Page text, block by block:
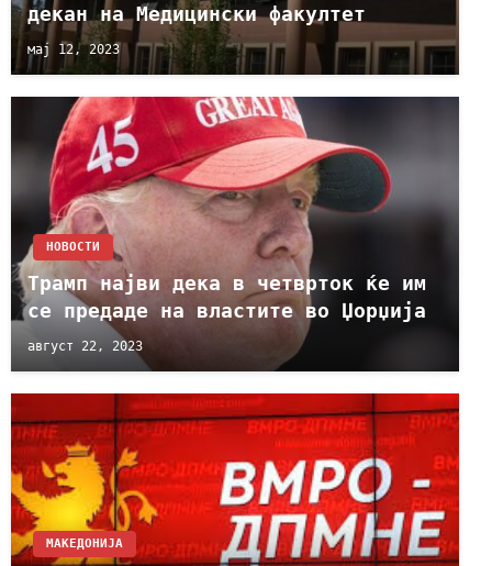
декан на Медицински факултет
мај 12, 2023
НОВОСТИ
Трамп најви дека в четврток ќе им
се предаде на властите во Џорџија
август 22, 2023
МАКЕДОНИЈА